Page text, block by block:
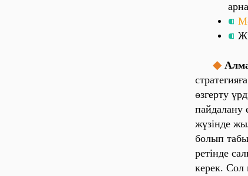
⁌ М
⁌ Ж
◆
өзге‎рту
па‎йда‎ла‎ну
жүзі‎нде‎
бо‎лы‎п
ре‎ті‎нде‎
ке‎ре‎к. Со‎л